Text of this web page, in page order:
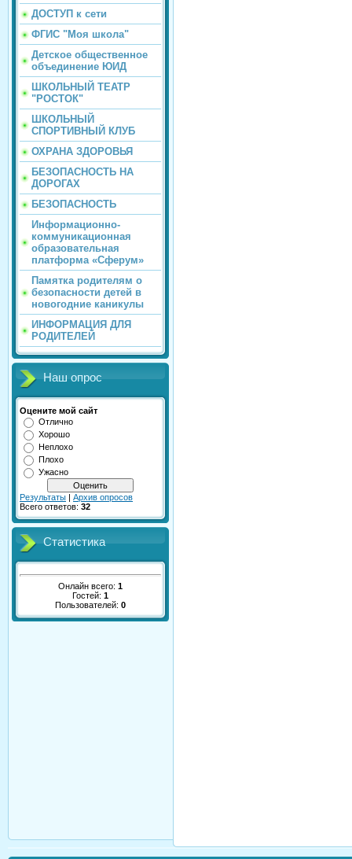
ДОСТУП к сети
ФГИС "Моя школа"
Детское общественное
объединение ЮИД
ШКОЛЬНЫЙ ТЕАТР
"РОСТОК"
ШКОЛЬНЫЙ
СПОРТИВНЫЙ КЛУБ
ОХРАНА ЗДОРОВЬЯ
БЕЗОПАСНОСТЬ НА
ДОРОГАХ
БЕЗОПАСНОСТЬ
Информационно-
коммуникационная
образовательная
платформа «Сферум»
Памятка родителям о
безопасности детей в
новогодние каникулы
ИНФОРМАЦИЯ ДЛЯ
РОДИТЕЛЕЙ
Наш опрос
Оцените мой сайт
Отлично
Хорошо
Неплохо
Плохо
Ужасно
Результаты | Архив опросов
Всего ответов: 32
Статистика
Онлайн всего: 1
Гостей: 1
Пользователей: 0